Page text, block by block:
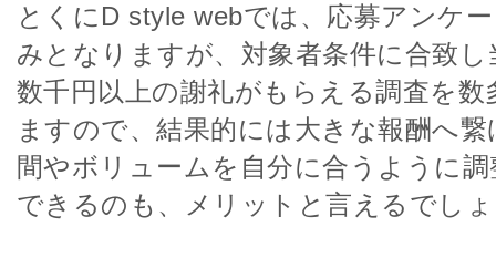
とくにD style webでは、応募アンケ
みとなりますが、対象者条件に合致
数千円以上の謝礼がもらえる調査を数
ますので、結果的には大きな報酬へ
間やボリュームを自分に合うように
できるのも、メリットと言えるでし